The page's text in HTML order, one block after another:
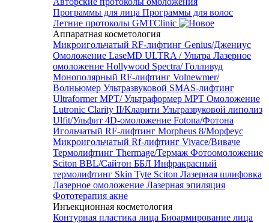
Программы для лица Программы для волос
Летние протоколы GMTClinic
Аппаратная косметология
Микроигольчатый RF-лифтинг Genius/Джениус
Омоложение LaseMD ULTRA / Ультра Лазерное
омоложение Hollywood Spectra/ Голливуд
Монополярный RF-лифтинг Volnewmer/
Волньюмер Ультразвуковой SMAS-лифтинг
Ultraformer MPT/ Ультраформер MPT Омоложение
Lutronic Clarity II/Кларити Ультразвуковой липолиз
Ulfit/Ульфит 4D-омоложение Fotona/Фотона
Игольчатый RF-лифтинг Morpheus 8/Морфеус
Микроигольчатый Rf-лифтинг Vivace/Виваче
Термолифтинг Thermage/Термаж Фотоомоложение
Sciton BBL/Сайтон ББЛ Инфракрасный
термолифтинг Skin Tyte Sciton Лазерная шлифовка
Лазерное омоложение Лазерная эпиляция
Фототерапия акне
Инъекционная косметология
Контурная пластика лица Биоармирование лица